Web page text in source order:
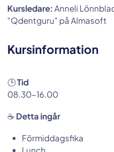
Kursledare:Anneli
"Qdentguru" på Almasoft
Kursinformation
🕒Tid
08.30–16.00
☕ Detta ingår
Förmiddagsfika